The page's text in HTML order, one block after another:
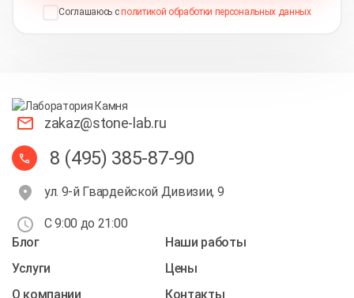
Соглашаюсь сполитикой обработки персональных данных
zakaz@stone-lab.ru
8 (495) 385-87-90
ул. 9-й Гвардейской Дивизии, 9
С 9:00 до 21:00
Блог
Наши работы
Услуги
Цены
О компании
Контакты